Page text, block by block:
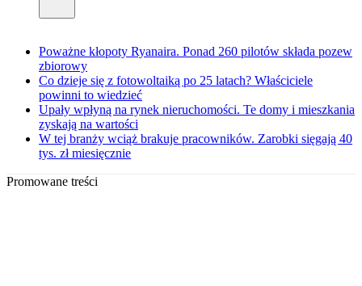
Poważne kłopoty Ryanaira. Ponad 260 pilotów składa pozew
zbiorowy
Co dzieje się z fotowoltaiką po 25 latach? Właściciele
powinni to wiedzieć
Upały wpłyną na rynek nieruchomości. Te domy i mieszkania
zyskają na wartości
W tej branży wciąż brakuje pracowników. Zarobki sięgają 40
tys. zł miesięcznie
Promowane treści